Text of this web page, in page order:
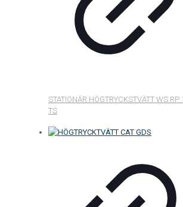
STATIONÄR HÖGTRYCKSTVÄTT WS RP
TS